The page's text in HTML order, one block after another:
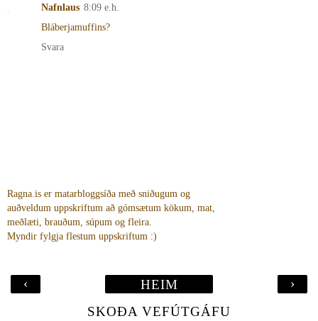
Nafnlaus 8:09 e.h.
Bláberjamuffins?
Svara
Ragna.is er matarbloggsíða með sniðugum og
auðveldum uppskriftum að gómsætum kökum, mat,
meðlæti, brauðum, súpum og fleira.
Myndir fylgja flestum uppskriftum :)
‹ ›
HEIM
SKOÐA VEFÚTGÁFU